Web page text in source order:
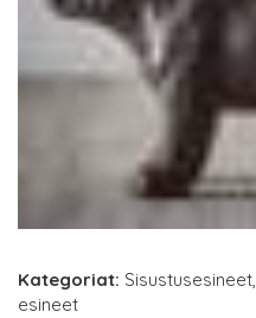
Kategoriat: Sisustusesineet,
esineet